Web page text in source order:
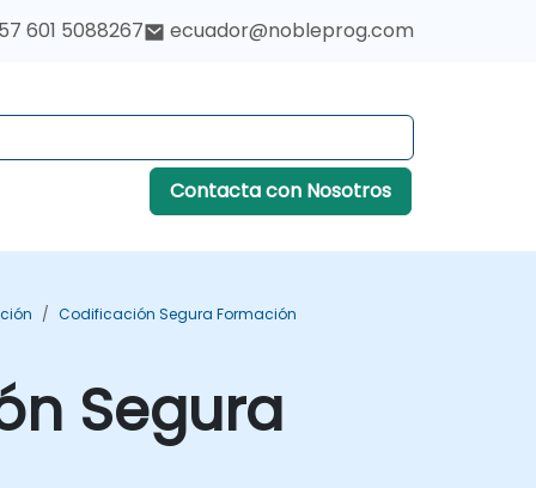
601 5088267 ecuador@nobleprog.com
Contacta con Nosotros
Codificación Segura Formación
Segura